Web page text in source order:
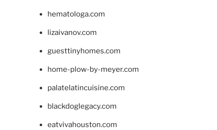
hematologa.com
lizaivanov.com
guesttinyhomes.com
home-plow-by-meyer.com
palatelatincuisine.com
blackdoglegacy.com
eatvivahouston.com